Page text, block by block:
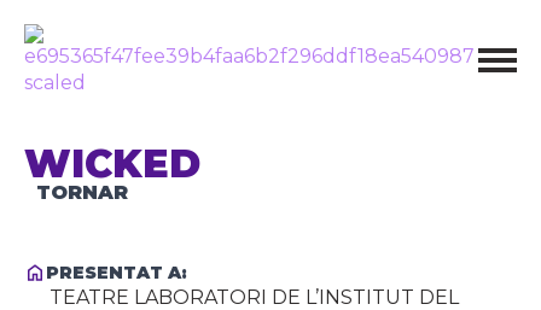
WICKED
TORNAR
PRESENTAT A:
TEATRE LABORATORI DE L’INSTITUT DEL